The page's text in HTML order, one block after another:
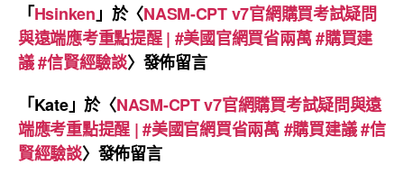
「Hsinken 」於〈NASM-CPT v7官網購買考試疑問
與遠端應考重點提醒 | #美國官網買省兩萬 #購買建
議 #信賢經驗談〉發佈留言
「Kate」於〈NASM-CPT v7官網購買考試疑問與遠
端應考重點提醒 | #美國官網買省兩萬 #購買建議 #信
賢經驗談〉發佈留言